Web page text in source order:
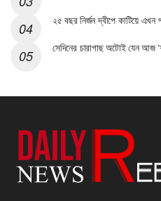
২৫ বছর নির্জন দ্বীপে কাটিয়ে
সেদিনের চারাগাছ অটোই যেন আজ